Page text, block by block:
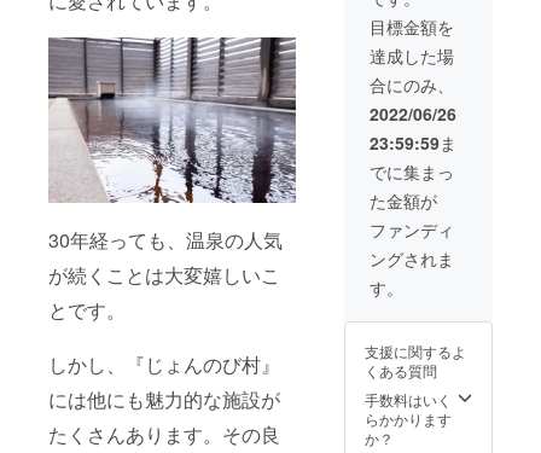
30年経っても、温泉の人気
が続くことは大変嬉しいこ
とです。
しかし、『じょんのび村』
には他にも魅力的な施設が
たくさんあります。その良
暗所で
保存 ・
添加物
酒精 ・
アレル
ギー表
示：大
豆 ・賞
味/消費
期限：
4ヶ月
・主原
料の原
十日町
駅 送
迎車に
て十日
町へお
迎えに
あがり
ま
す。】
※宿泊可
能期
間：
2022年
6月（但
ピーク
時期を
除く）
（２名
様一組
よりご
案内）
※有効期
限：
2022年
9月～
2023年
3月
目標金額を
達成した場
合にのみ、
2022/06/26
23:59:59ま
でに集まっ
た金額が
ファンディ
ングされま
す。
支援に関するよ
くある質問
手数料はいく
らかかります
か？